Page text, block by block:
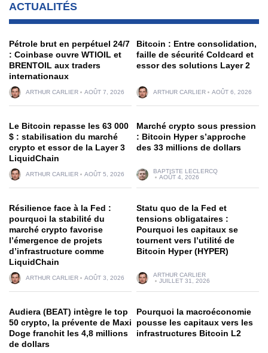
ACTUALITÉS
Pétrole brut en perpétuel 24/7
: Coinbase ouvre WTIOIL et
BRENTOIL aux traders
internationaux
ARTHUR CARLIER AOÛT 7, 2026
Bitcoin : Entre consolidation,
faille de sécurité Coldcard et
essor des solutions Layer 2
ARTHUR CARLIER AOÛT 6, 2026
Le Bitcoin repasse les 63 000
$ : stabilisation du marché
crypto et essor de la Layer 3
LiquidChain
ARTHUR CARLIER AOÛT 5, 2026
Marché crypto sous pression
: Bitcoin Hyper s’approche
des 33 millions de dollars
BAPTISTE LECLERCQ
AOÛT 4, 2026
Résilience face à la Fed :
pourquoi la stabilité du
marché crypto favorise
l’émergence de projets
d’infrastructure comme
LiquidChain
ARTHUR CARLIER AOÛT 3, 2026
Statu quo de la Fed et
tensions obligataires :
Pourquoi les capitaux se
tournent vers l’utilité de
Bitcoin Hyper (HYPER)
ARTHUR CARLIER
JUILLET 31, 2026
Audiera (BEAT) intègre le top
50 crypto, la prévente de Maxi
Doge franchit les 4,8 millions
de dollars
Pourquoi la macroéconomie
pousse les capitaux vers les
infrastructures Bitcoin L2